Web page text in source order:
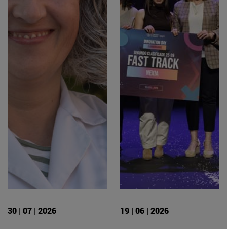
30 | 07 | 2026 19 | 06 | 2026